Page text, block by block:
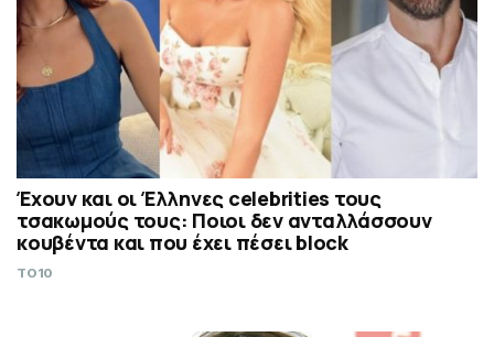
Έχουν και οι Έλληνες celebrities τους
τσακωμούς τους: Ποιοι δεν ανταλλάσσουν
κουβέντα και που έχει πέσει block
TO10